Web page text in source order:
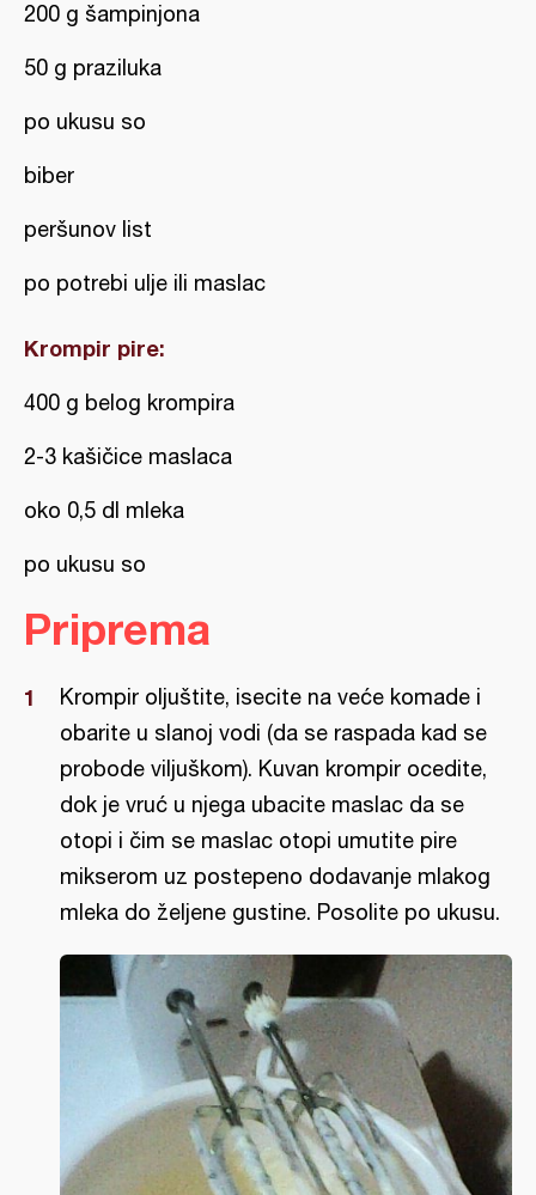
200 g šampinjona
50 g praziluka
po ukusu so
biber
peršunov list
po potrebi ulje ili maslac
Krompir pire:
400 g belog krompira
2-3 kašičice maslaca
oko 0,5 dl mleka
po ukusu so
Priprema
Krompir oljuštite, isecite na veće komade i
obarite u slanoj vodi (da se raspada kad se
probode viljuškom). Kuvan krompir ocedite,
dok je vruć u njega ubacite maslac da se
otopi i čim se maslac otopi umutite pire
mikserom uz postepeno dodavanje mlakog
mleka do željene gustine. Posolite po ukusu.